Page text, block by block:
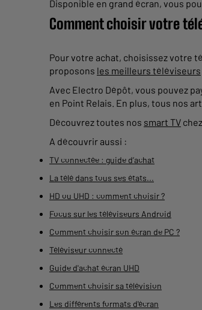
Disponible en grand écran, vous
Comment choisir votre
Pour votre achat, choisissez votre
proposons les meilleurs téléviseurs
Avec Electro Dépôt, vous pouvez
en Point Relais. En plus, tous nos
Découvrez toutes nos smart TV
A découvrir aussi :
TV connectée : guide d’achat
La télé dans tous ses états...
HD ou UHD : comment choisir ?
Focus sur les téléviseurs Android
Comment choisir son écran de PC ?
Téléviseur connecté
Guide d'achat écran UHD
Comment choisir sa télévision
Les différents formats d'écran